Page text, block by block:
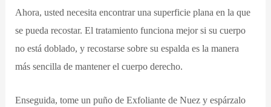
Ahora, usted necesita encontrar una superficie plana en la que
se pueda recostar. El tratamiento funciona mejor si su cuerpo
no está doblado, y recostarse sobre su espalda es la manera
más sencilla de mantener el cuerpo derecho.
Enseguida, tome un puño de Exfoliante de Nuez y espárzalo